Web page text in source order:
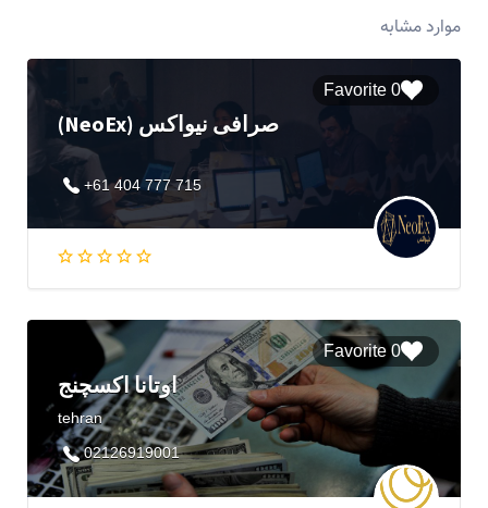
موارد مشابه
0 Favorite
(NeoEx) صرافی نیواکس
+61 404 777 715
0 Favorite
اوتانا اکسچنج
tehran
02126919001